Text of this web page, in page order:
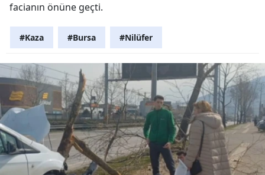
facianın önüne geçti.
#Kaza #Bursa #Nilüfer